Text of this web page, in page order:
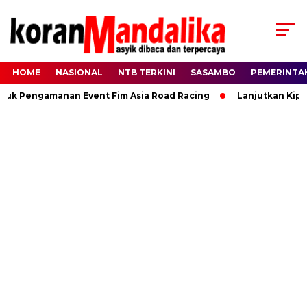
HOME NASIONAL NTB TERKINI SASAMBO
Event Fim Asia Road Racing Lanjutkan Kiprah